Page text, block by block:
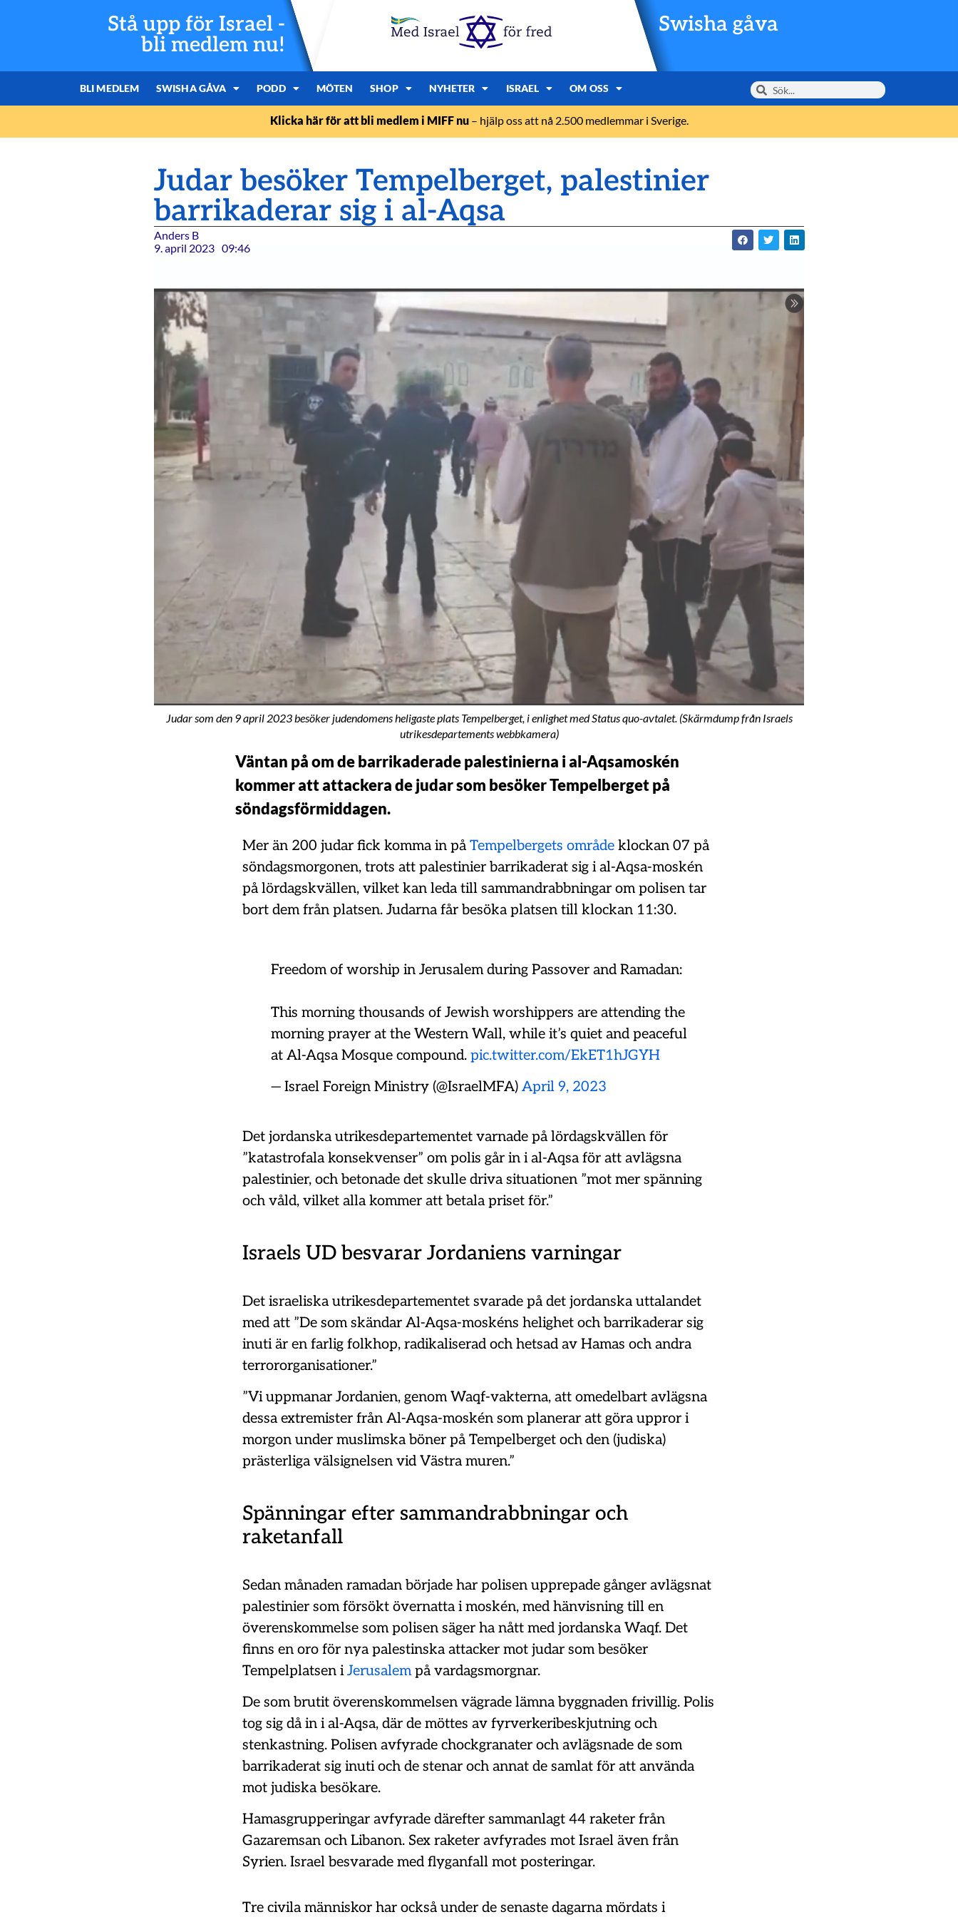
Stå upp för Israel -
bli medlem nu!
Swisha gåva
BLI MEDLEM SWISHA GÅVA PODD MÖTEN SHOP NYHETER ISRAEL OM OSS
Klicka här för att bli medlem i MIFF nu– hjälp oss att nå 2.500 medlemmar i Sverige.
Judar besöker Tempelberget, palestinier
barrikaderar sig i al-Aqsa
Anders B
9. april 2023 09:46
Judar som den 9 april 2023 besöker judendomens heligaste plats Tempelberget, i enlighet med Status quo-avtalet. (Skärmdump från Israels
utrikesdepartements webbkamera)
Väntan på om de barrikaderade palestinierna i al-Aqsamoskén
kommer att attackera de judar som besöker Tempelberget på
söndagsförmiddagen.
Mer än 200 judar fick komma in påTempelbergets område klockan 07 på
söndagsmorgonen, trots att palestinier barrikaderat sig i al-Aqsa-moskén
på lördagskvällen, vilket kan leda till sammandrabbningar om polisen tar
bort dem från platsen. Judarna får besöka platsen till klockan 11:30.
Freedom of worship in Jerusalem during Passover and Ramadan:
This morning thousands of Jewish worshippers are attending the
morning prayer at the Western Wall, while it’s quiet and peaceful
at Al-Aqsa Mosque compound. pic.twitter.com/EkET1hJGYH
— Israel Foreign Ministry (@IsraelMFA) April 9, 2023
Det jordanska utrikesdepartementet varnade på lördagskvällen för
”katastrofala konsekvenser” om polis går in i al-Aqsa för att avlägsna
palestinier, och betonade det skulle driva situationen ”mot mer spänning
och våld, vilket alla kommer att betala priset för.”
Israels UD besvarar Jordaniens varningar
Det israeliska utrikesdepartementet svarade på det jordanska uttalandet
med att ”De som skändar Al-Aqsa-moskéns helighet och barrikaderar sig
inuti är en farlig folkhop, radikaliserad och hetsad av Hamas och andra
terrororganisationer.”
”Vi uppmanar Jordanien, genom Waqf-vakterna, att omedelbart avlägsna
dessa extremister från Al-Aqsa-moskén som planerar att göra uppror i
morgon under muslimska böner på Tempelberget och den (judiska)
prästerliga välsignelsen vid Västra muren.”
Spänningar efter sammandrabbningar och
raketanfall
Sedan månaden ramadan började har polisen upprepade gånger avlägsnat
palestinier som försökt övernatta i moskén, med hänvisning till en
överenskommelse som polisen säger ha nått med jordanska Waqf. Det
finns en oro för nya palestinska attacker mot judar som besöker
Tempelplatsen iJerusalempå vardagsmorgnar.
De som brutit överenskommelsen vägrade lämna byggnaden frivillig. Polis
tog sig då in i al-Aqsa, där de möttes av fyrverkeribeskjutning och
stenkastning. Polisen avfyrade chockgranater och avlägsnade de som
barrikaderat sig inuti och de stenar och annat de samlat för att använda
mot judiska besökare.
Hamasgrupperingar avfyrade därefter sammanlagt 44 raketer från
Gazaremsan och Libanon. Sex raketer avfyrades mot Israel även från
Syrien. Israel besvarade med flyganfall mot posteringar.
Tre civila människor har också under de senaste dagarna mördats i